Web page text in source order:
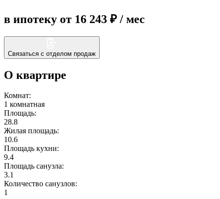
мы в соцсетях
в ипотеку от 16 243 ₽ / мес
Связаться с отделом продаж
О квартире
Комнат:
1 комнатная
Площадь:
28.8
Жилая площадь:
10.6
Площадь кухни:
9.4
Площадь санузла:
3.1
Количество санузлов:
1